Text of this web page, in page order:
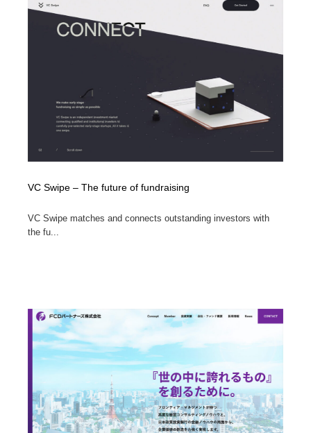
求人・採用・転職・就職・人材紹介
健康・医療・福祉・病院・歯医者・製薬・薬品
健康・医療・福祉・病院・歯医者・製薬・薬品
金融・銀行・投資・保険・M&A・商社
起業・事業支援・ボランティア・NPO
教育・スクール・保育・幼稚園・小中高・大学・専門学
教育・スクール・保育・幼稚園・小中高・大学・専門学
システム開発・IT・決済・アプリ・ソフトウェア
システム開発・IT・決済・アプリ・ソフトウェア
テクノロジー・AI・人工知能・スマートホーム・オンラ
テクノロジー・AI・人工知能・スマートホーム・オンラ
日本伝統：着物・織物・舞踊・歌舞伎・茶道・華道・書
映画・アニメ・DVD・動画配信・放送・TV・ラジオ
音楽・アーティスト・楽器・舞台・演劇・ミュージカ
ル・ダンス
音楽・アーティスト・楽器・舞台・演劇・ミュージカ
152
芸能人・俳優・女優・タレント・モデル・芸能事務所
芸能人・俳優・女優・タレント・モデル・芸能事務所
42
キャンペーン・イベント・ワークショップ・コンペティ
ション
77
VC Swipe – The future of fundraising
VC Swipe matches and connects outstanding investors with
the fu...